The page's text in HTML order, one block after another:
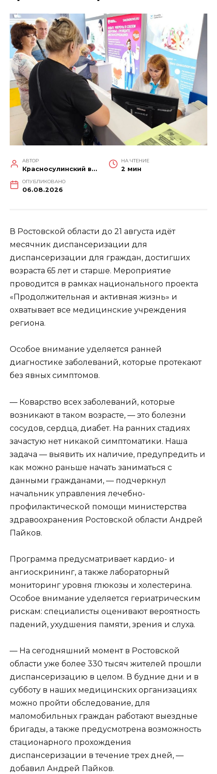
АВТОР
Красносулинский вестник
НА ЧТЕНИЕ
2 мин
ОПУБЛИКОВАНО
06.08.2026
В Ростовской области до 21 августа идёт
месячник диспансеризации для
диспансеризации для граждан, достигших
возраста 65 лет и старше. Мероприятие
проводится в рамках национального проекта
«Продолжительная и активная жизнь» и
охватывает все медицинские учреждения
региона.
Особое внимание уделяется ранней
диагностике заболеваний, которые протекают
без явных симптомов.
— Коварство всех заболеваний, которые
возникают в таком возрасте, — это болезни
сосудов, сердца, диабет. На ранних стадиях
зачастую нет никакой симптоматики. Наша
задача — выявить их наличие, предупредить и
как можно раньше начать заниматься с
данными гражданами, — подчеркнул
начальник управления лечебно-
профилактической помощи министерства
здравоохранения Ростовской области Андрей
Пайков.
Программа предусматривает кардио- и
ангиоскрининг, а также лабораторный
мониторинг уровня глюкозы и холестерина.
Особое внимание уделяется гериатрическим
рискам: специалисты оценивают вероятность
падений, ухудшения памяти, зрения и слуха.
— На сегодняшний момент в Ростовской
области уже более 330 тысяч жителей прошли
диспансеризацию в целом. В будние дни и в
субботу в наших медицинских организациях
можно пройти обследование, для
маломобильных граждан работают выездные
бригады, а также предусмотрена возможность
стационарного прохождения
диспансеризации в течение трех дней, —
добавил Андрей Пайков.